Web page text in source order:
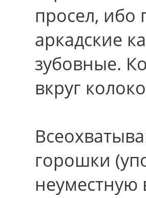
просел, ибо
аркадские
зубовные.
вкруг
горошки